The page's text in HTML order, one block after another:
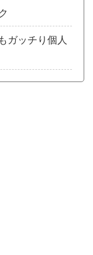
ガッチり個人